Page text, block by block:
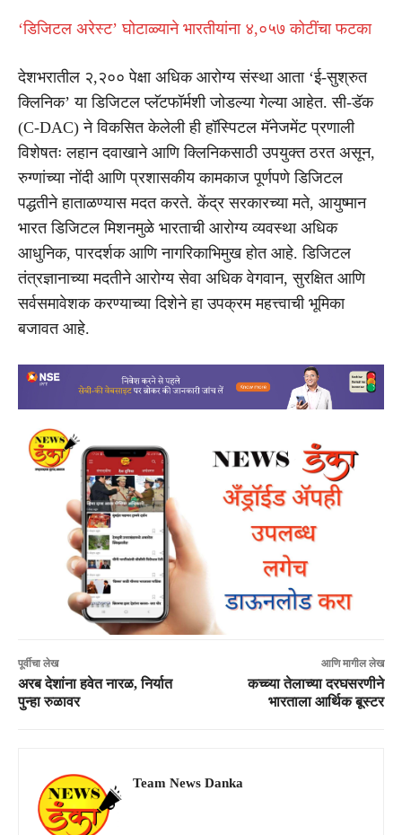
‘डिजिटल अरेस्ट’ घोटाळ्याने भारतीयांना ४,०५७ कोटींचा फटका
देशभरातील २,२०० पेक्षा अधिक आरोग्य संस्था आता ‘ई-सुश्रुत
क्लिनिक’ या डिजिटल प्लॅटफॉर्मशी जोडल्या गेल्या आहेत. सी-डॅक
(C-DAC) ने विकसित केलेली ही हॉस्पिटल मॅनेजमेंट प्रणाली
विशेषतः लहान दवाखाने आणि क्लिनिकसाठी उपयुक्त ठरत असून,
रुग्णांच्या नोंदी आणि प्रशासकीय कामकाज पूर्णपणे डिजिटल
पद्धतीने हाताळण्यास मदत करते. केंद्र सरकारच्या मते, आयुष्मान
भारत डिजिटल मिशनमुळे भारताची आरोग्य व्यवस्था अधिक
आधुनिक, पारदर्शक आणि नागरिकाभिमुख होत आहे. डिजिटल
तंत्रज्ञानाच्या मदतीने आरोग्य सेवा अधिक वेगवान, सुरक्षित आणि
सर्वसमावेशक करण्याच्या दिशेने हा उपक्रम महत्त्वाची भूमिका
बजावत आहे.
पूर्वीचा लेख
अरब देशांना हवेत नारळ, निर्यात
पुन्हा रुळावर
आणि मागील लेख
कच्च्या तेलाच्या दरघसरणीने
भारताला आर्थिक बूस्टर
Team News Danka